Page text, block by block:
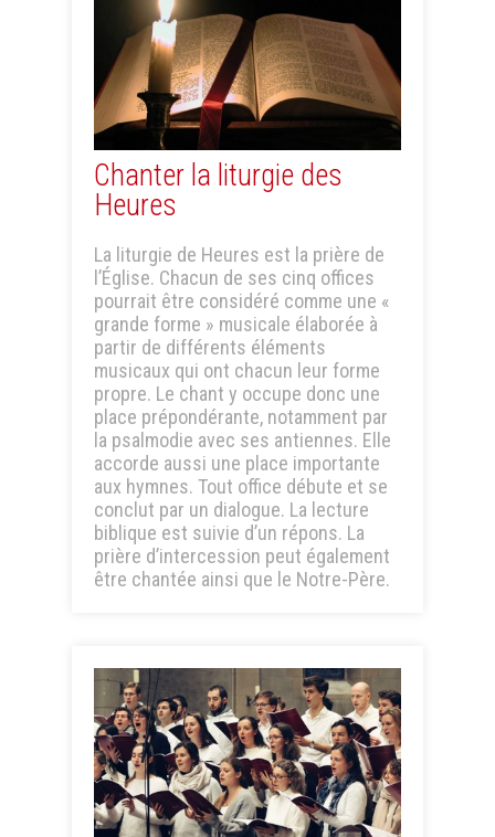
Chanter la liturgie des
Heures
La liturgie de Heures est la prière de
l’Église. Chacun de ses cinq offices
pourrait être considéré comme une «
grande forme » musicale élaborée à
partir de différents éléments
musicaux qui ont chacun leur forme
propre. Le chant y occupe donc une
place prépondérante, notamment par
la psalmodie avec ses antiennes. Elle
accorde aussi une place importante
aux hymnes. Tout office débute et se
conclut par un dialogue. La lecture
biblique est suivie d’un répons. La
prière d’intercession peut également
être chantée ainsi que le Notre-Père.